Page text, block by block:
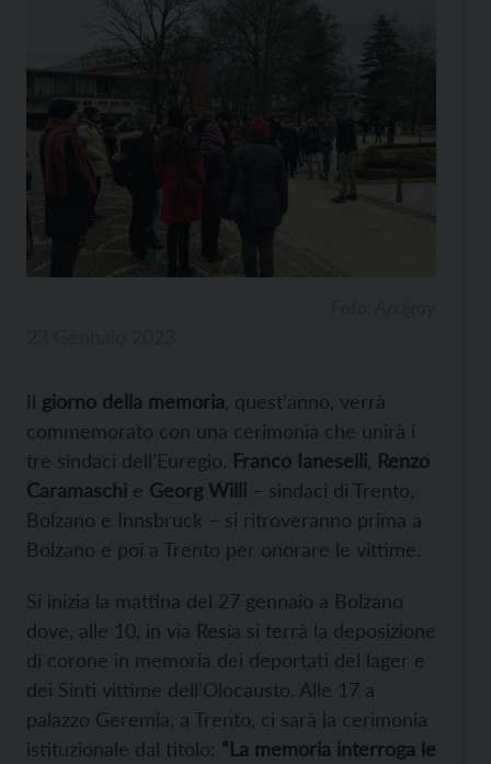
Il giorno della memoria , quest’anno, verrà
commemorato con una cerimonia che unirà i
tre sindaci dell’Euregio. Franco Ianeselli Renzo
Caramaschi e Georg Willi – sindaci di Trento,
Bolzano e Innsbruck – si ritroveranno prima a
Bolzano e poi a Trento per onorare le vittime.
Si inizia la mattina del 27 gennaio a Bolzano
dove, alle 10, in via Resia si terrà la deposizione
di corone in memoria dei deportati del lager e
dei Sinti vittime dell’Olocausto. Alle 17 a
palazzo Geremia, a Trento, ci sarà la cerimonia
istituzionale dal titolo: “La memoria interroga le